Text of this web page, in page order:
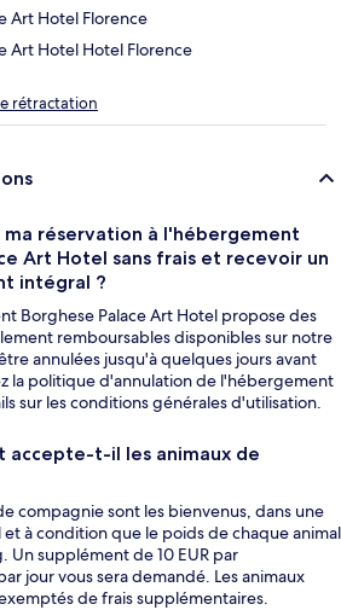
Art Hotel Florence
Art Hotel Hotel Florence
rétractation
ma réservation à l'hébergement
Art Hotel sans frais et recevoir un
intégral ?
Borghese Palace Art Hotel propose des
remboursables disponibles sur notre
annulées jusqu'à quelques jours avant
la politique d'annulation de l'hébergement
sur les conditions générales d'utilisation.
accepte-t-il les animaux de
compagnie sont les bienvenus, dans une
et à condition que le poids de chaque animal
Un supplément de 10 EUR par
jour vous sera demandé. Les animaux
de frais supplémentaires.